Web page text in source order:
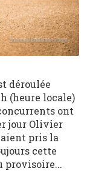
déroulée
(heure locale)
ont
jour Olivier
pris la
cette
provisoire...